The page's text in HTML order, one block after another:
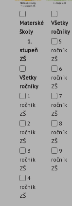
Materské
školy
1.
stupeň
ZŠ
Všetky
ročníky
1
ročník
ZŠ
2
ročník
ZŠ
3
ročník
ZŠ
4
ročník
ZŠ
Všetky
ročníky
5
ročník
ZŠ
6
ročník
ZŠ
7
ročník
ZŠ
8
ročník
ZŠ
9
ročník
ZŠ